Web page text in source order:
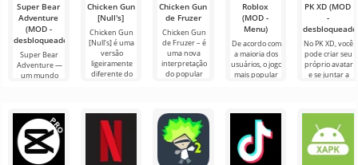
Super Bear
Adventure
(MOD -
desbloqueado)
Super Bear
Adventure —
um mundo
encontrarão
aventuras 3D
Chicken Gun
[Null's]
Chicken Gun
[Null's] é uma
versão
ligeiramente
diferente do
Chicken Gun
de Fruzer
Chicken Gun
de Fruzer – é
uma nova
interpretação
do popular
Roblox
(MOD -
Menu)
De acordo com
a maioria dos
usuários, o jogo
mais popular
PK XD (MOD
-
No PK XD, você
pode criar seu
próprio avatar
e se juntar a